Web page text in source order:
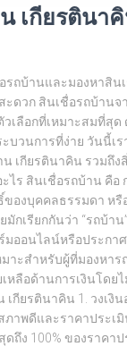
เกียรตินา
รถบ้านและมองหาสิน
ดวก สินเชื่อรถบ้านจ
เลือกที่เหมาะสมที่สุด
บวนการที่ง่าย วันนี้เร
น เกียรตินาคิน รวมถึ
ไร สินเชื่อรถบ้าน คือ
องบุคคลธรรมดา หรื
กเรียกกันว่า “รถบ้าน
ออนไลน์หรือประกา
มาะสำหรับผู้ที่มองหา
หลือด้านการเงินโดย
เกียรตินาคิน 1. วงเงิ
าพดีและราคาประเ
ถึง 100% ของราคาป